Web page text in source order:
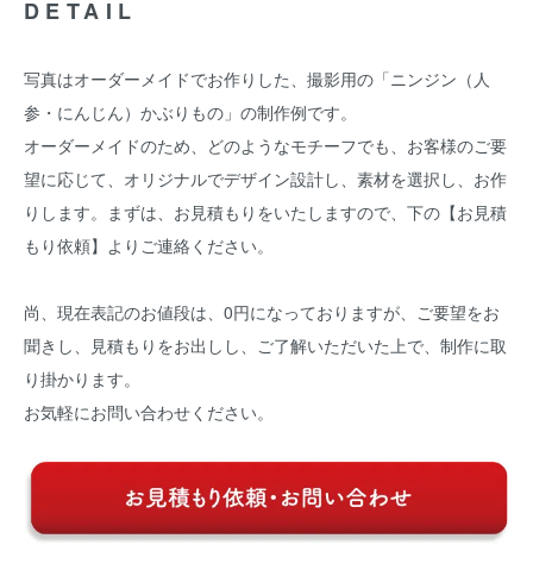
DETAIL
写真はオーダーメイドでお作りした、撮影用の「ニンジン（人
参・にんじん）かぶりもの」の制作例です。
オーダーメイドのため、どのようなモチーフでも、お客様のご要
望に応じて、オリジナルでデザイン設計し、素材を選択し、お作
りします。まずは、お見積もりをいたしますので、下の 【お見積
もり依頼】 よりご連絡ください。
尚、現在表記のお値段は、0円になっておりますが、ご要望をお
聞きし、見積もりをお出しし、ご了解いただいた上で、制作に取
り掛かります。
お気軽にお問い合わせください。